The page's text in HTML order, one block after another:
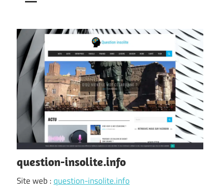
question-insolite.info
Site web :question-insolite.info